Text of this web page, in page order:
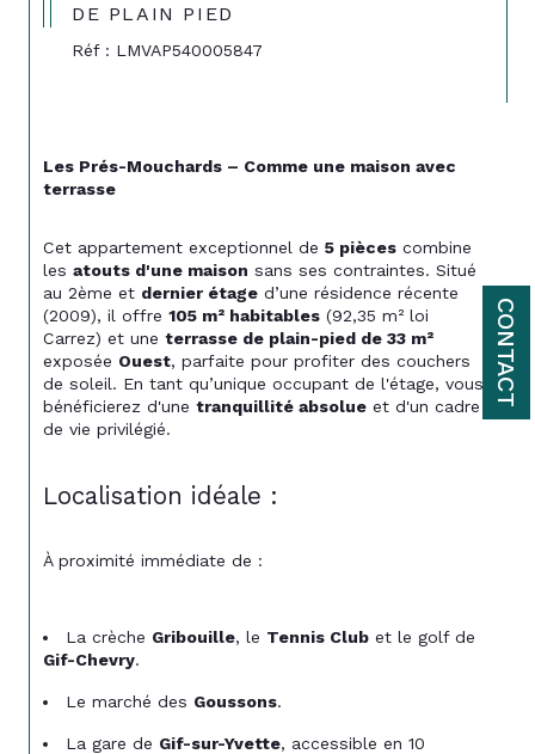
CONTACT
DE PLAIN PIED
Réf : LMVAP540005847
Les Prés-Mouchards – Comme une maison avec
terrasse
Cet appartement exceptionnel de 5 pièces combine
les atouts d'une maison sans ses contraintes. Situé
au 2ème et dernier étage d’une résidence récente
(2009), il offre 105 m² habitables (92,35 m² loi
Carrez) et une terrasse de plain-pied de 33 m²
exposée Ouest, parfaite pour profiter des couchers
de soleil. En tant qu’unique occupant de l'étage, vous
bénéficierez d'une tranquillité absolue et d'un cadre
de vie privilégié.
Localisation idéale :
À proximité immédiate de :
La crèche Gribouille, le Tennis Club et le golf de
Gif-Chevry.
Le marché des Goussons.
La gare de Gif-sur-Yvette, accessible en 10